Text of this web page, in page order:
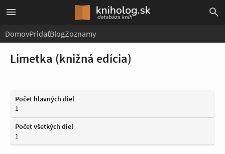
DomovPridaťBlogZoznamy
Limetka (knižná edícia)
Počet hlavných diel
1
Počet všetkých diel
1